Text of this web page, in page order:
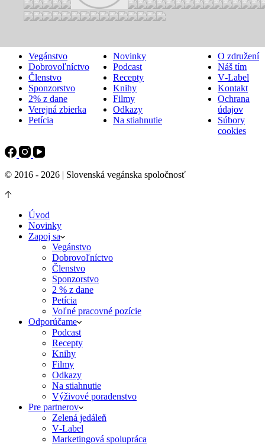
Vegánstvo
Dobrovoľníctvo
Členstvo
Sponzorstvo
2% z dane
Verejná zbierka
Petícia
Novinky
Podcast
Recepty
Knihy
Filmy
Odkazy
Na stiahnutie
O združení
Náš tím
V‑Label
Kontakt
Ochrana
údajov
Súbory
cookies
© 2016 - 2026 | Slovenská vegánska spoločnosť
Úvod
Novinky
Zapoj sa
Vegánstvo
Dobrovoľníctvo
Členstvo
Sponzorstvo
2 % z dane
Petícia
Voľné pracovné pozície
Odporúčame
Podcast
Recepty
Knihy
Filmy
Odkazy
Na stiahnutie
Výživové poradenstvo
Pre partnerov
Zelená jedáleň
V‑Label
Marketingová spolupráca